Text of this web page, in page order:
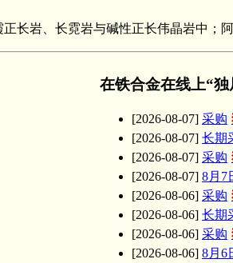
岩、长霓岩与碱性正长伟晶岩中；
在铁合金在线上“
[2026-08-07] 采购
[2026-08-07] 长期
[2026-08-07] 采购
[2026-08-07] 8月7
[2026-08-06] 采购
[2026-08-06] 长期
[2026-08-06] 采购
[2026-08-06] 8月6